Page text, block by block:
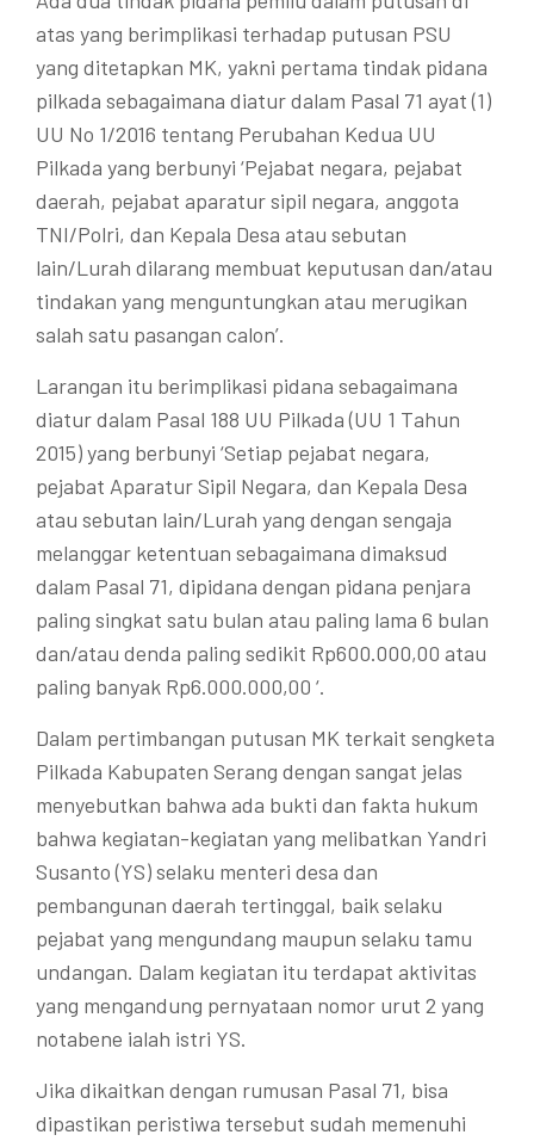
atas yang berimplikasi terhadap putusan PSU
yang ditetapkan MK, yakni pertama tindak pidana
pilkada sebagaimana diatur dalam Pasal 71 ayat (1)
UU No 1/2016 tentang Perubahan Kedua UU
Pilkada yang berbunyi ‘Pejabat negara, pejabat
daerah, pejabat aparatur sipil negara, anggota
TNI/Polri, dan Kepala Desa atau sebutan
lain/Lurah dilarang membuat keputusan dan/atau
tindakan yang menguntungkan atau merugikan
salah satu pasangan calon’.
Larangan itu berimplikasi pidana sebagaimana
diatur dalam Pasal 188 UU Pilkada (UU 1 Tahun
2015) yang berbunyi ‘Setiap pejabat negara,
pejabat Aparatur Sipil Negara, dan Kepala Desa
atau sebutan lain/Lurah yang dengan sengaja
melanggar ketentuan sebagaimana dimaksud
dalam Pasal 71, dipidana dengan pidana penjara
paling singkat satu bulan atau paling lama 6 bulan
dan/atau denda paling sedikit Rp600.000,00 atau
paling banyak Rp6.000.000,00 ‘.
Dalam pertimbangan putusan MK terkait sengketa
Pilkada Kabupaten Serang dengan sangat jelas
menyebutkan bahwa ada bukti dan fakta hukum
bahwa kegiatan-kegiatan yang melibatkan Yandri
Susanto (YS) selaku menteri desa dan
pembangunan daerah tertinggal, baik selaku
pejabat yang mengundang maupun selaku tamu
undangan. Dalam kegiatan itu terdapat aktivitas
yang mengandung pernyataan nomor urut 2 yang
notabene ialah istri YS.
Jika dikaitkan dengan rumusan Pasal 71, bisa
dipastikan peristiwa tersebut sudah memenuhi